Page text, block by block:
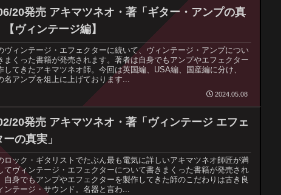
20発売 アキマツネオ・著「ギター・アンプの真
【ヴィンテージ編】
ヴィンテージ・エフェクターに続いて、ヴィンテージ・アンプについ
まくった書籍が発売されます。著者は自身でもアンプやエフェクター
してきたアキマツネオ師。今回は英国編、USA編、国産編に分け、
名アンプを俎上に上げております...
2024.05.08
20発売 アキマツネオ・著「ヴィンテージ エフェ
の真実」
ロック・ギタリストでたぶん最も電気に詳しいアキマツネオ師匠が満
てヴィンテージ・エフェクターについて書きまくった書籍が発売され
自身でもアンプやエフェクターを製作してきた師のこだわりは古き良
ンテージ・サウンド。名器と言わ...